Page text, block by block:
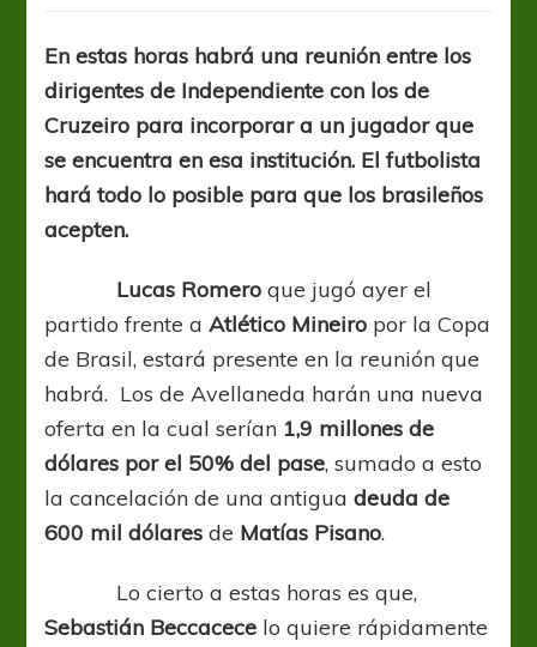
En estas horas habrá una reunión entre los
dirigentes de Independiente con los de
Cruzeiro para incorporar a un jugador que
se encuentra en esa institución. El futbolista
hará todo lo posible para que los brasileños
acepten.
Lucas Romero que jugó ayer el
partido frente aAtlético Mineiro por la Copa
de Brasil, estará presente en la reunión que
habrá. Los de Avellaneda harán una nueva
oferta en la cual serían 1,9 millones de
dólares por el 50% del pase, sumado a esto
la cancelación de una antiguadeuda de
600 mil dólares de Matías Pisano.
Lo cierto a estas horas es que,
Sebastián Beccacece lo quiere rápidamente